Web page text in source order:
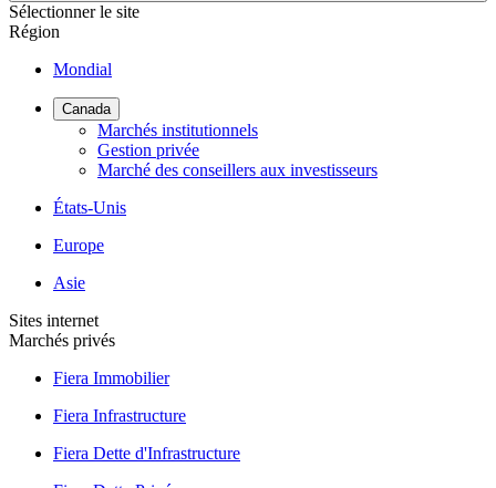
Sélectionner le site
Région
Mondial
Canada
Marchés institutionnels
Gestion privée
Marché des conseillers aux investisseurs
États-Unis
Europe
Asie
Sites internet
Marchés privés
Fiera Immobilier
Fiera Infrastructure
Fiera Dette d'Infrastructure